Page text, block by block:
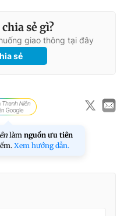
sẻ gì?
giao thông tại đây
sẻ
làm nguồn ưu tiên
Xem hướng dẫn.